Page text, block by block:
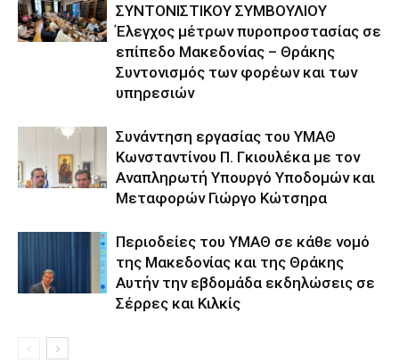
ΣΥΝΤΟΝΙΣΤΙΚΟΥ ΣΥΜΒΟΥΛΙΟΥ
Έλεγχος μέτρων πυροπροστασίας σε
επίπεδο Μακεδονίας – Θράκης
Συντονισμός των φορέων και των
υπηρεσιών
Συνάντηση εργασίας του ΥΜΑΘ
Κωνσταντίνου Π. Γκιουλέκα με τον
Αναπληρωτή Υπουργό Υποδομών και
Μεταφορών Γιώργο Κώτσηρα
Περιοδείες του ΥΜΑΘ σε κάθε νομό
της Μακεδονίας και της Θράκης
Αυτήν την εβδομάδα εκδηλώσεις σε
Σέρρες και Κιλκίς